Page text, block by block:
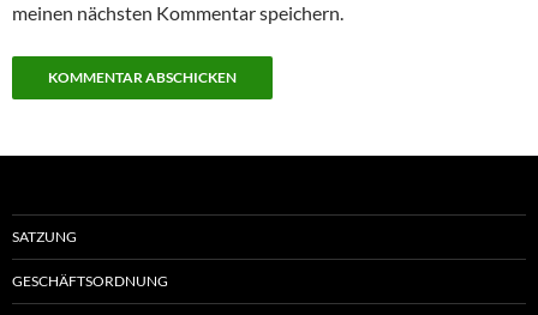
meinen nächsten Kommentar speichern.
SATZUNG
GESCHÄFTSORDNUNG